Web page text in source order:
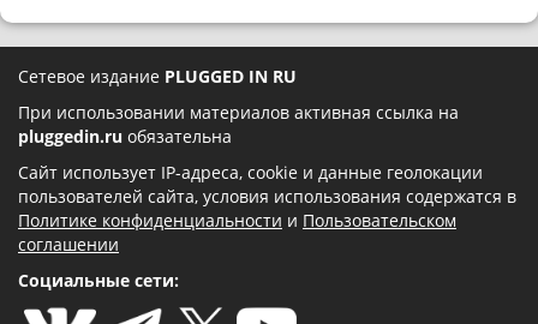
Сетевое издание PLUGGED IN RU
При использовании материалов активная ссылка на
pluggedin.ru обязательна
Сайт использует IP-адреса, cookie и данные геолокации
пользователей сайта, условия использования содержатся в
Политике конфиденциальности и Пользовательском
соглашении
Социальные сети: